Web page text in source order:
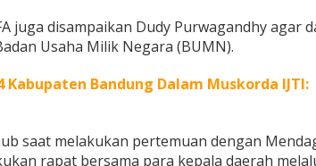
juga disampaikan Dudy Purwagandhy agar
Usaha Milik Negara (BUMN).
Kabupaten Bandung Dalam Muskorda IJTI:
saat melakukan pertemuan dengan
rapat bersama para kepala daerah